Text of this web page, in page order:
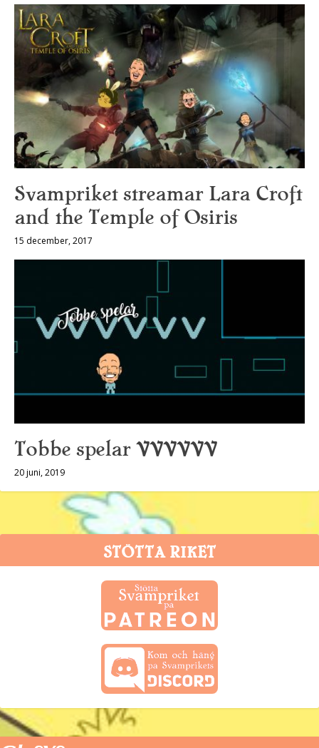
Svampriket streamar Lara Croft
and the Temple of Osiris
15 december, 2017
Tobbe spelar VVVVVV
20 juni, 2019
STÖTTA RIKET